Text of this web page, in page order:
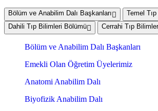
Bölüm ve Anabilim Dalı Başkanları
Temel
Dahili Tıp Bilimleri Bölümü
Cerrahi Tıp
Bölüm ve Anabilim Dalı Başkanları
Emekli Olan Öğretim Üyelerimiz
Anatomi Anabilim Dalı
Biyofizik Anabilim Dalı